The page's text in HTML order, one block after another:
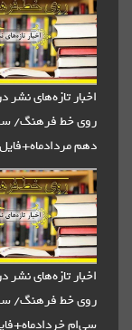
نشر در برنامه
فرهنگ/ سه شنبه
صوتی
نشر در برنامه
فرهنگ/ سه‌شنبه
صوتی